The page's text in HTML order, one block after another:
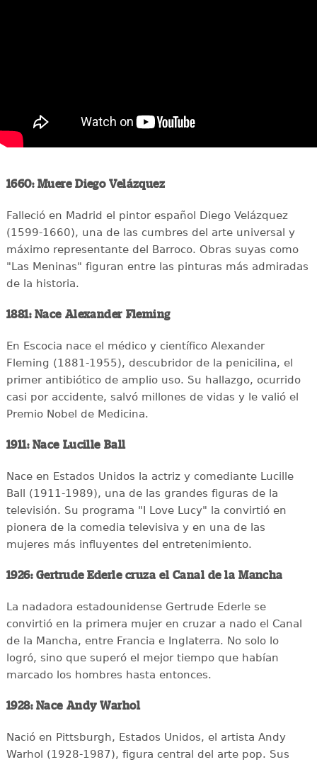
1660: Muere Diego Velázquez
Falleció en Madrid el pintor español Diego Velázquez
(1599-1660), una de las cumbres del arte universal y
máximo representante del Barroco. Obras suyas como
"Las Meninas" figuran entre las pinturas más admiradas
de la historia.
1881: Nace Alexander Fleming
En Escocia nace el médico y científico Alexander
Fleming (1881-1955), descubridor de la penicilina, el
primer antibiótico de amplio uso. Su hallazgo, ocurrido
casi por accidente, salvó millones de vidas y le valió el
Premio Nobel de Medicina.
1911: Nace Lucille Ball
Nace en Estados Unidos la actriz y comediante Lucille
Ball (1911-1989), una de las grandes figuras de la
televisión. Su programa "I Love Lucy" la convirtió en
pionera de la comedia televisiva y en una de las
mujeres más influyentes del entretenimiento.
1926: Gertrude Ederle cruza el Canal de la Mancha
La nadadora estadounidense Gertrude Ederle se
convirtió en la primera mujer en cruzar a nado el Canal
de la Mancha, entre Francia e Inglaterra. No solo lo
logró, sino que superó el mejor tiempo que habían
marcado los hombres hasta entonces.
1928: Nace Andy Warhol
Nació en Pittsburgh, Estados Unidos, el artista Andy
Warhol (1928-1987), figura central del arte pop. Sus